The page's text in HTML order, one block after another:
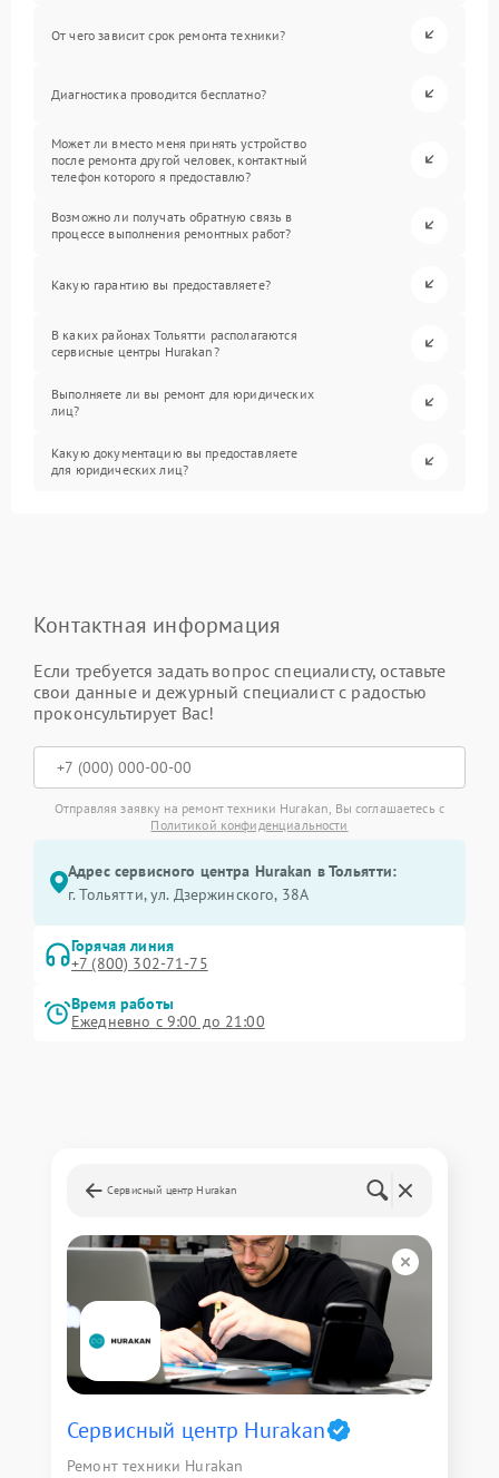
От чего зависит срок ремонта техники?
Диагностика проводится бесплатно?
Может ли вместо меня принять устройство
после ремонта другой человек, контактный
телефон которого я предоставлю?
Возможно ли получать обратную связь в
процессе выполнения ремонтных работ?
Какую гарантию вы предоставляете?
В каких районах Тольятти располагаются
сервисные центры Hurakan?
Выполняете ли вы ремонт для юридических
лиц?
Какую документацию вы предоставляете
для юридических лиц?
Контактная информация
Если требуется задать вопрос специалисту, оставьте
свои данные и дежурный специалист с радостью
проконсультирует Вас!
Отправляя заявку на ремонт техники Hurakan, Вы соглашаетесь с
Политикой конфиденциальности
Адрес сервисного центра Hurakan в Тольятти:
г. Тольятти, ул. Дзержинского, 38А
Горячая линия
+7 (800) 302-71-75
Время работы
Ежедневно с 9:00 до 21:00
Сервисный центр Hurakan
Сервисный центр Hurakan
Ремонт техники Hurakan